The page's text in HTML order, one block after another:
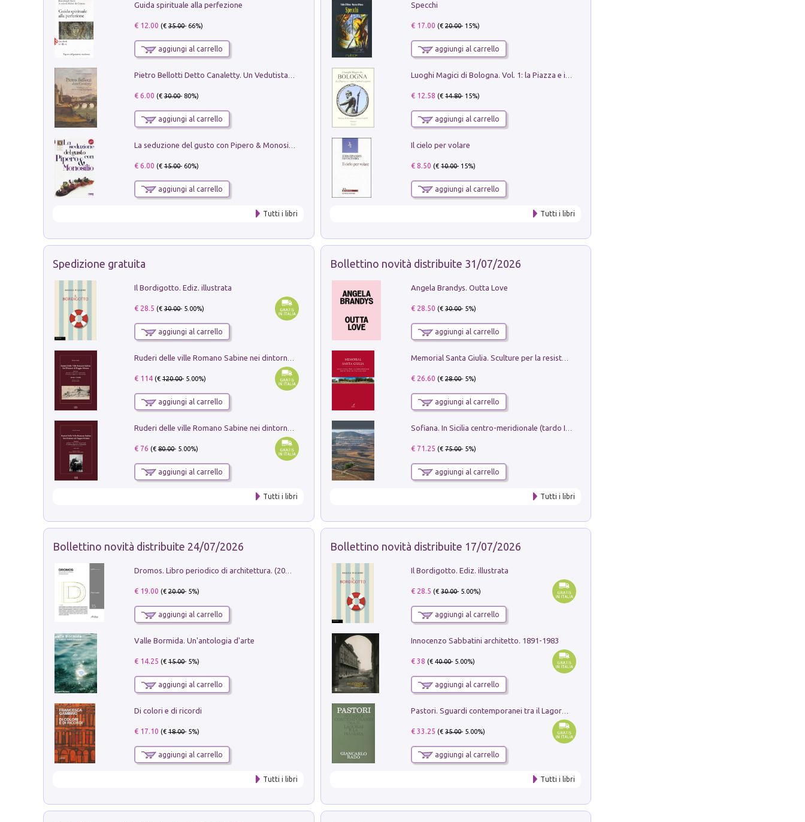
Guida spirituale alla perfezione
€ 12.00 (€35.00- 66%)
aggiungi al carrello
€ 6.00 (€30.00- 80%)
aggiungi al carrello
€ 6.00 (€15.00- 60%)
aggiungi al carrello
Tutti i libri
Specchi
€ 17.00 (€20.00- 15%)
aggiungi al carrello
€ 12.58 (€14.80- 15%)
aggiungi al carrello
Il cielo per volare
€ 8.50 (€10.00- 15%)
aggiungi al carrello
Tutti i libri
Spedizione gratuita
Il Bordigotto. Ediz. illustrata
€ 28.5 (€30.00- 5.00%)
aggiungi al carrello
€ 114(€120.00- 5.00%)
aggiungi al carrello
€ 76 (€80.00- 5.00%)
aggiungi al carrello
Tutti i libri
Bollettino novità distribuite 31/07/2026
Angela Brandys. Outta Love
€ 28.50 (€30.00- 5%)
aggiungi al carrello
€ 26.60 (€28.00- 5%)
aggiungi al carrello
€ 71.25 (€75.00- 5%)
aggiungi al carrello
Tutti i libri
Bollettino novità distribuite 24/07/2026
Dromos. Libro periodico di architettura. (2026). Vol. 15: Post-model
€ 19.00 (€20.00- 5%)
aggiungi al carrello
Valle Bormida. Un'antologia d'arte
€ 14.25 (€15.00- 5%)
aggiungi al carrello
Di colori e di ricordi
€ 17.10 (€18.00- 5%)
aggiungi al carrello
Tutti i libri
Bollettino novità distribuite 17/07/2026
Il Bordigotto. Ediz. illustrata
€ 28.5 (€30.00- 5.00%)
aggiungi al carrello
Innocenzo Sabbatini architetto. 1891-1983
€ 38 (€40.00- 5.00%)
aggiungi al carrello
€ 33.25 (€35.00- 5.00%)
aggiungi al carrello
Tutti i libri